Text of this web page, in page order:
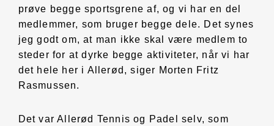
prøve begge sportsgrene af, og vi har en del
medlemmer, som bruger begge dele. Det synes
jeg godt om, at man ikke skal være medlem to
steder for at dyrke begge aktiviteter, når vi har
det hele her i Allerød, siger Morten Fritz
Rasmussen.
Det var Allerød Tennis og Padel selv, som